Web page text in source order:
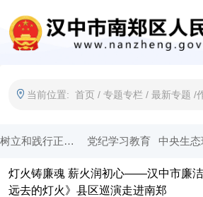
当前位置: 首页 / 专题专栏 / 最新专题 /
树立和践行正确政绩观 党纪学习教育
一线工作日 创建全国文明城市 作风能
灯火铸廉魂 薪火润初心——汉中市廉
远去的灯火》县区巡演走进南郑